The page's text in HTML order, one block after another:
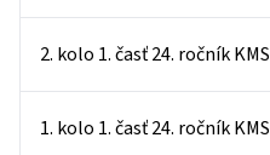
2. kolo 1. časť 24. ročník KMS
1. kolo 1. časť 24. ročník KMS